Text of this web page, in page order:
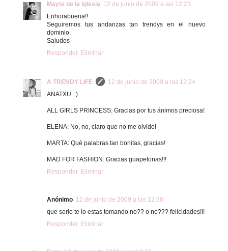
Mayte de la Iglesia 12 de junio de 2009 a las 12:23
Enhorabuena!!
Seguiremos tus andanzas tan trendys en el nuevo
dominio.
Saludos
Responder Eliminar
A TRENDY LIFE
12 de junio de 2009 a las 12:24
ANATXU: :)
ALL GIRLS PRINCESS: Gracias por tus ánimos preciosa!
ELENA: No, no, claro que no me olvido!
MARTA: Qué palabras tan bonitas, gracias!
MAD FOR FASHION: Gracias guapetonas!!!
Responder Eliminar
Anónimo 12 de junio de 2009 a las 12:38
que serio te lo estas tomando no?? o no??? felicidades!!!
Responder Eliminar